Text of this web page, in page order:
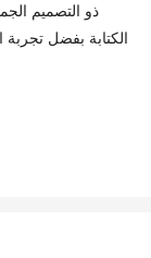
الكتابة بفضل